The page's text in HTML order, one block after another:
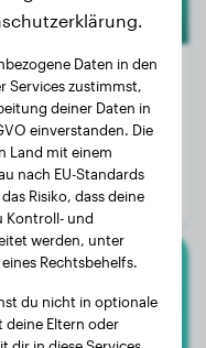
Keine Daten
5 Jahre, 3 Monate
Rüde
Daten in den
Services zustimmst,
deiner Daten in
einverstanden. Die
Land mit einem
nach EU-Standards
Risiko, dass deine
Kontroll- und
werden, unter
Rechtsbehelfs.
du nicht in optionale
deine Eltern oder